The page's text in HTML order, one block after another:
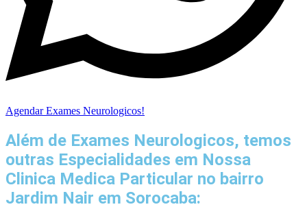
Agendar Exames Neurologicos!
Além de Exames Neurologicos, temos
outras Especialidades em Nossa
Clinica Medica Particular no bairro
Jardim Nair em Sorocaba: